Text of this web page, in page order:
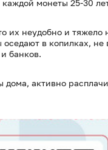
монеты 25-30
их неудобно и тяжело
в копилках, не
банков.
активно